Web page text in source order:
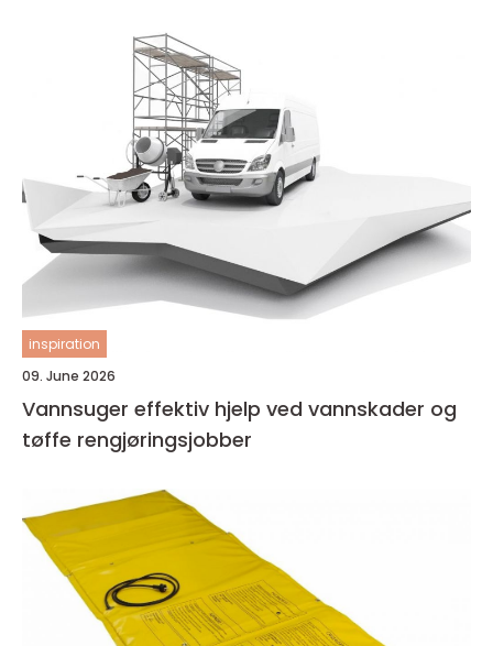
inspiration
09. June 2026
Vannsuger effektiv hjelp ved vannskader og
tøffe rengjøringsjobber